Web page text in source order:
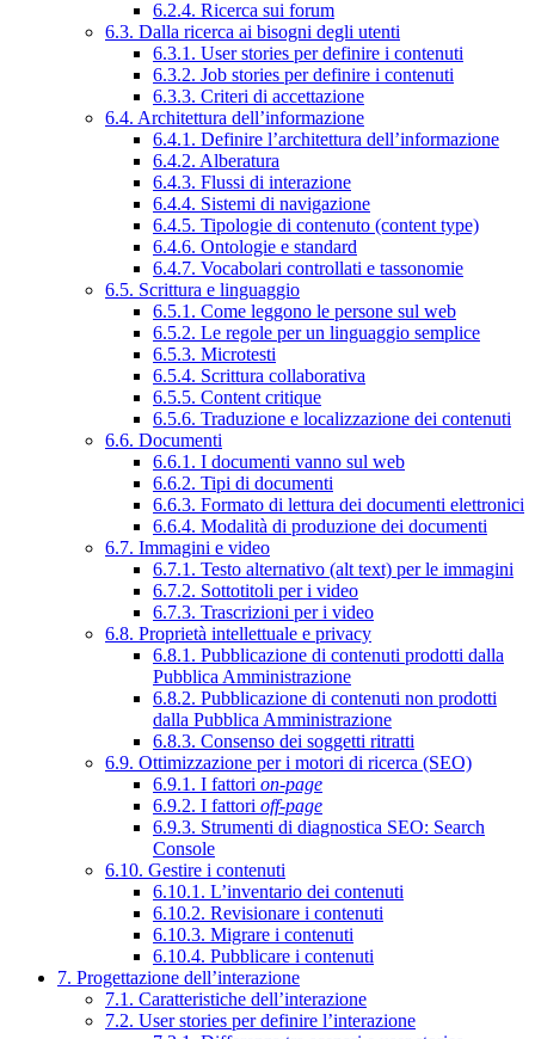
6.2.4. Ricerca sui forum
6.3. Dalla ricerca ai bisogni degli utenti
6.3.1. User stories per definire i contenuti
6.3.2. Job stories per definire i contenuti
6.3.3. Criteri di accettazione
6.4. Architettura dell’informazione
6.4.1. Definire l’architettura dell’informazione
6.4.2. Alberatura
6.4.3. Flussi di interazione
6.4.4. Sistemi di navigazione
6.4.5. Tipologie di contenuto (content type)
6.4.6. Ontologie e standard
6.4.7. Vocabolari controllati e tassonomie
6.5. Scrittura e linguaggio
6.5.1. Come leggono le persone sul web
6.5.2. Le regole per un linguaggio semplice
6.5.3. Microtesti
6.5.4. Scrittura collaborativa
6.5.5. Content critique
6.5.6. Traduzione e localizzazione dei contenuti
6.6. Documenti
6.6.1. I documenti vanno sul web
6.6.2. Tipi di documenti
6.6.3. Formato di lettura dei documenti elettronici
6.6.4. Modalità di produzione dei documenti
6.7. Immagini e video
6.7.1. Testo alternativo (alt text) per le immagini
6.7.2. Sottotitoli per i video
6.7.3. Trascrizioni per i video
6.8. Proprietà intellettuale e privacy
6.8.1. Pubblicazione di contenuti prodotti dalla
Pubblica Amministrazione
6.8.2. Pubblicazione di contenuti non prodotti
dalla Pubblica Amministrazione
6.8.3. Consenso dei soggetti ritratti
6.9. Ottimizzazione per i motori di ricerca (SEO)
6.9.1. I fattori on-page
6.9.2. I fattori off-page
6.9.3. Strumenti di diagnostica SEO: Search
Console
6.10. Gestire i contenuti
6.10.1. L’inventario dei contenuti
6.10.2. Revisionare i contenuti
6.10.3. Migrare i contenuti
6.10.4. Pubblicare i contenuti
7. Progettazione dell’interazione
7.1. Caratteristiche dell’interazione
7.2. User stories per definire l’interazione